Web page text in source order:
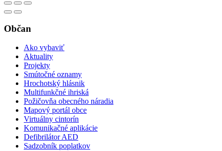
Občan
Ako vybaviť
Aktuality
Projekty
Smútočné oznamy
Hrochotský hlásnik
Multifunkčné ihriská
Požičovňa obecného náradia
Mapový portál obce
Virtuálny cintorín
Komunikačné aplikácie
Defibrilátor AED
Sadzobník poplatkov